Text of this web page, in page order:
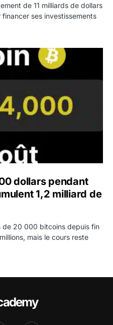
de 11 milliards de dollars
ses investissements
pendant que les
dollars pendant
1,2 milliard de
de 20 000 bitcoins depuis fin
mais le cours reste